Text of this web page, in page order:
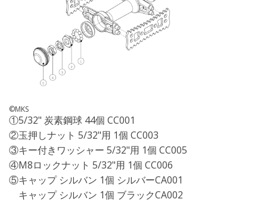
©MKS
①5/32" 炭素鋼球 44個 CC001
②玉押しナット 5/32"用 1個 CC003
③キー付きワッシャー 5/32"用 1個 CC005
④M8ロックナット 5/32"用 1個 CC006
⑤キャップ シルバン 1個 シルバーCA001
キャップ シルバン 1個 ブラックCA002